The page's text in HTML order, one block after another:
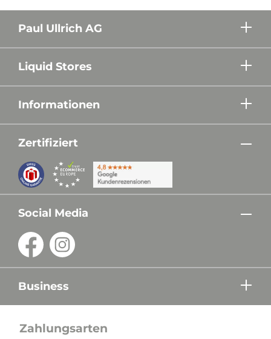
Paul Ullrich AG
Liquid Stores
Informationen
Zertifiziert
Social Media
Business
Zahlungsarten